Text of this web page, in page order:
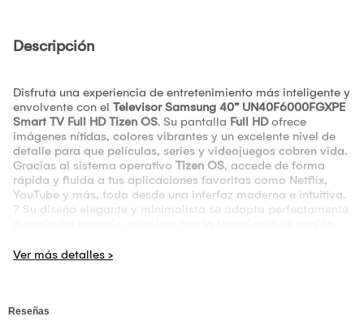
Descripción
Disfruta una experiencia de entretenimiento más inteligente y
envolvente con el Televisor Samsung 40” UN40F6000FGXPE
Smart TV Full HD Tizen OS. Su pantalla Full HDofrece
imágenes nítidas, colores vibrantes y un excelente nivel de
detalle para que películas, series y videojuegos cobren vida.
Gracias al sistema operativo Tizen OS, accede de forma
rápida y fluida a tus aplicaciones favoritas como Netflix,
YouTube y más, todo desde una interfaz moderna e intuitiva.
? Su diseño elegante y minimalista se adapta perfectamente
inmersiva. Además, cuenta con múltiples conexiones HDMI y
calidad, tecnología y rendimiento que solo Samsung puede